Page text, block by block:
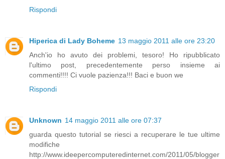
Rispondi
Hiperica di Lady Boheme 13 maggio 2011 alle ore 23:20
Anch'io ho avuto dei problemi, tesoro! Ho ripubblicato
l'ultimo post, precedentemente perso insieme ai
commenti!!!! Ci vuole pazienza!!! Baci e buon we
Rispondi
Unknown 14 maggio 2011 alle ore 07:37
guarda questo tutorial se riesci a recuperare le tue ultime
modifiche
http://www.ideepercomputeredinternet.com/2011/05/blogger